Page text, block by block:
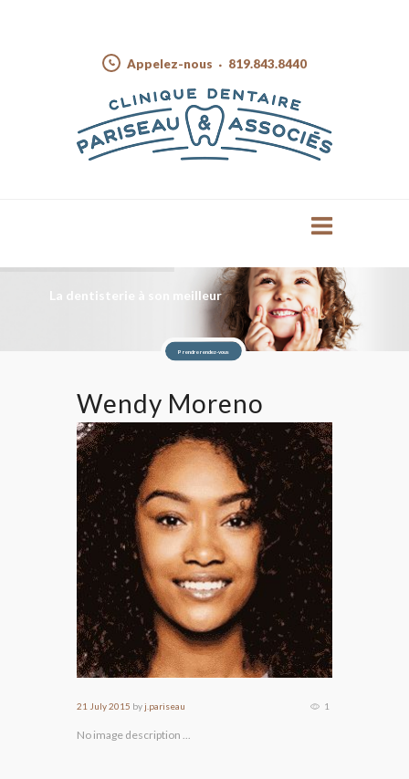
Appelez-nous 819.843.8440
La dentisterie à son meilleur
Prendre rendez-vous
Wendy Moreno
21 July 2015 byj.pariseau 1
No image description ...